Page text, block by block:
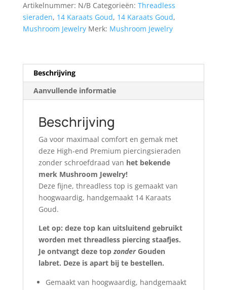
Artikelnummer: N/B Categorieën: Threadless
sieraden, 14 Karaats Goud, 14 Karaats Goud,
Mushroom Jewelry Merk: Mushroom Jewelry
Beschrijving
Aanvullende informatie
Beschrijving
Ga voor maximaal comfort en gemak met
deze High-end Premium piercingsieraden
zonder schroefdraad van het bekende
merk Mushroom Jewelry!
Deze fijne, threadless top is gemaakt van
hoogwaardig, handgemaakt 14 Karaats
Goud.
Let op: deze top kan uitsluitend gebruikt
worden met threadless piercing staafjes.
Je ontvangt deze topzonderGouden
labret. Deze is apart bij te bestellen.
Gemaakt van hoogwaardig, handgemaakt